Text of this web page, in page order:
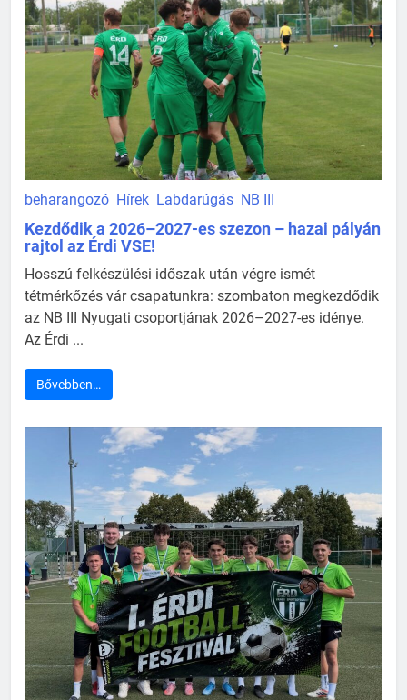
beharangozó Hírek Labdarúgás NB III
Kezdődik a 2026–2027-es szezon – hazai pályán
rajtol az Érdi VSE!
Hosszú felkészülési időszak után végre ismét
tétmérkőzés vár csapatunkra: szombaton megkezdődik
az NB III Nyugati csoportjának 2026–2027-es idénye.
Az Érdi ...
Bővebben…